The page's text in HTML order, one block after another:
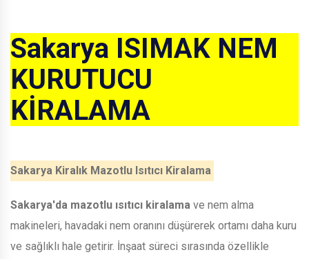
Sakarya ISIMAK NEM
KURUTUCU
KİRALAMA
Sakarya Kiralık Mazotlu Isıtıcı Kiralama
Sakarya'da mazotlu ısıtıcı kiralama ve nem alma
makineleri, havadaki nem oranını düşürerek ortamı daha kuru
ve sağlıklı hale getirir. İnşaat süreci sırasında özellikle